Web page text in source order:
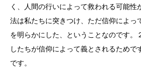
く、人間の行いによって救われる可能性
法は私たちに突きつけ、ただ信仰によっ
を明らかにした、ということなのです。
したちが信仰によって義とされるためで
です。